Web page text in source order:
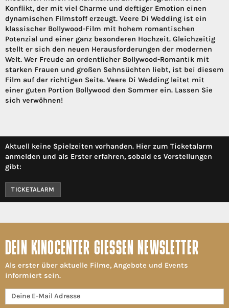
Konflikt, der mit viel Charme und deftiger Emotion einen
dynamischen Filmstoff erzeugt. Veere Di Wedding ist ein
klassischer Bollywood-Film mit hohem romantischen
Potenzial und einer ganz besonderen Hochzeit. Gleichzeitig
stellt er sich den neuen Herausforderungen der modernen
Welt. Wer Freude an ordentlicher Bollywood-Romantik mit
starken Frauen und großen Sehnsüchten liebt, ist bei diesem
Film auf der richtigen Seite. Veere Di Wedding leitet mit
einer guten Portion Bollywood den Sommer ein. Lassen Sie
sich verwöhnen!
Aktuell keine Spielzeiten vorhanden. Hier zum Ticketalarm
anmelden und als Erster erfahren, sobald es Vorstellungen
gibt:
TICKETALARM
DEIN KINOCENTER GIESSEN NEWSLETTER
Als erster über aktuelle Filme, Angebote und Events
informiert sein.